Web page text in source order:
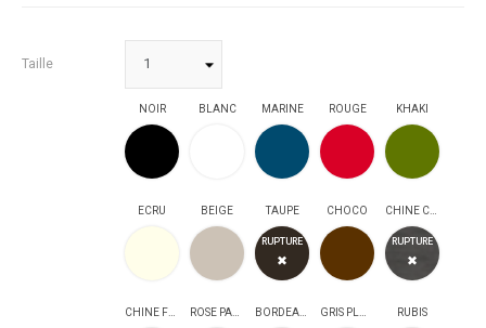
Taille
NOIR
NOIR
BLANC MARINE
MARINE
ROUGE
ROUGE
KHAKI
KHAKI
ECRU BEIGE
BEIGE
TAUPE
RUPTURE
✖
TAUPE
CHOCO
CHOCO RUPTURE
✖
CHINE CLAIR
RUBIS